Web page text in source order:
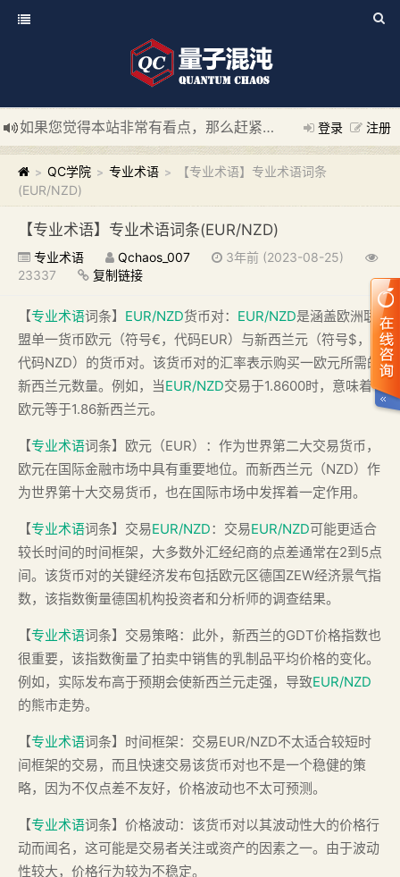
登录 注册
如果您觉得本站非常有看点，那么赶紧使用Ctrl+D 收藏我们吧
新添加量子混沌系统板块，欢迎大家访问！
---“量子混沌系
> QC学院 > 专业术语 >
【专业术语】专业术语词条
(EUR/NZD)
【专业术语】专业术语词条(EUR/NZD)
专业术语 Qchaos_007
3年前 (2023-08-25)
23337
复制链接
【专业术语词条】 EUR/NZD货币对： EUR/NZD是涵盖欧洲联
盟单一货币欧元（符号€，代码EUR）与新西兰元（符号$，
代码NZD）的货币对。该货币对的汇率表示购买一欧元所需的
新西兰元数量。例如，当EUR/NZD交易于1.8600时，意味着1
欧元等于1.86新西兰元。
【专业术语词条】欧元（EUR）：作为世界第二大交易货币，
欧元在国际金融市场中具有重要地位。而新西兰元（NZD）作
为世界第十大交易货币，也在国际市场中发挥着一定作用。
【专业术语词条】交易EUR/NZD：交易EUR/NZD可能更适合
较长时间的时间框架，大多数外汇经纪商的点差通常在2到5点
间。该货币对的关键经济发布包括欧元区德国ZEW经济景气指
数，该指数衡量德国机构投资者和分析师的调查结果。
【专业术语词条】交易策略：此外，新西兰的GDT价格指数也
很重要，该指数衡量了拍卖中销售的乳制品平均价格的变化。
例如，实际发布高于预期会使新西兰元走强，导致EUR/NZD
的熊市走势。
【专业术语词条】时间框架：交易EUR/NZD不太适合较短时
间框架的交易，而且快速交易该货币对也不是一个稳健的策
略，因为不仅点差不友好，价格波动也不太可预测。
【专业术语词条】价格波动：该货币对以其波动性大的价格行
动而闻名，这可能是交易者关注或资产的因素之一。由于波动
性较大，价格行为较为不稳定。